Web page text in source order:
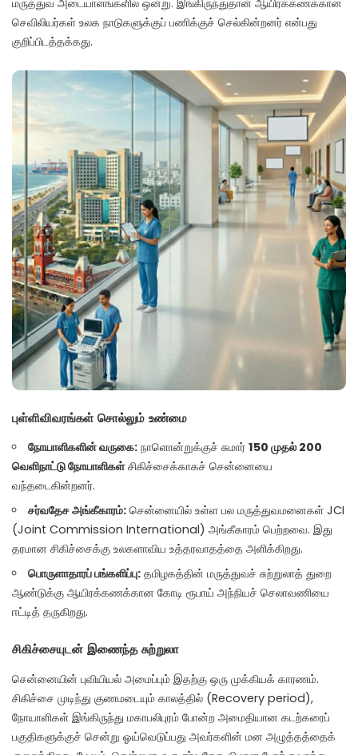
மருத்துவ அடையாளங்களில் ஒன்று. இங்கிருந்துதான் ஆயிரக்கணக்கான
செவிலியர்கள் உலக நாடுகளுக்குப் பணிக்குச் செல்கின்றனர் என்பது
குறிப்பிடத்தக்கது.
புள்ளிவிவரங்கள் சொல்லும் உண்மை
நோயாளிகளின் வருகை: நாளொன்றுக்குச் சுமார்150 முதல் 200
வெளிநாட்டு நோயாளிகள்சிகிச்சைக்காகச் சென்னையை
வந்தடைகின்றனர்.
சர்வதேச அங்கீகாரம்: சென்னையில் உள்ள பல மருத்துவமனைகள் JCI
(Joint Commission International) அங்கீகாரம் பெற்றவை. இது
தரமான சிகிச்சைக்கு உலகளாவிய உத்தரவாதத்தை அளிக்கிறது.
பொருளாதாரப் பங்களிப்பு: தமிழகத்தின் மருத்துவச் சுற்றுலாத் துறை
ஆண்டுக்கு ஆயிரக்கணக்கான கோடி ரூபாய் அந்நியச் செலாவணியை
ஈட்டித் தருகிறது.
சிகிச்சையுடன் இணைந்த சுற்றுலா
சென்னையின் புவியியல் அமைப்பும் இதற்கு ஒரு முக்கியக் காரணம்.
சிகிச்சை முடிந்து குணமடையும் காலத்தில் (Recovery period),
நோயாளிகள் இங்கிருந்து மகாபலிபுரம் போன்ற அமைதியான கடற்கரைப்
பகுதிகளுக்குச் சென்று ஓய்வெடுப்பது அவர்களின் மன அழுத்தத்தைக்